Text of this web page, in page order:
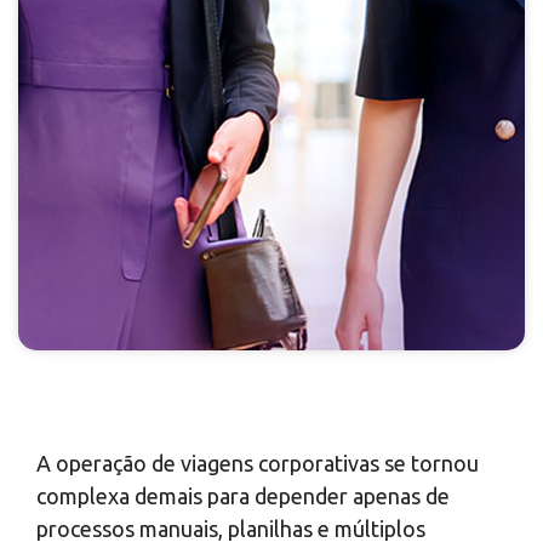
A operação de viagens corporativas se tornou
complexa demais para depender apenas de
processos manuais, planilhas e múltiplos